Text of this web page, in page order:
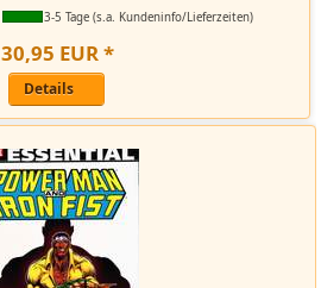
3-5 Tage (s.a. Kundeninfo/Lieferzeiten)
30,95 EUR*
Details